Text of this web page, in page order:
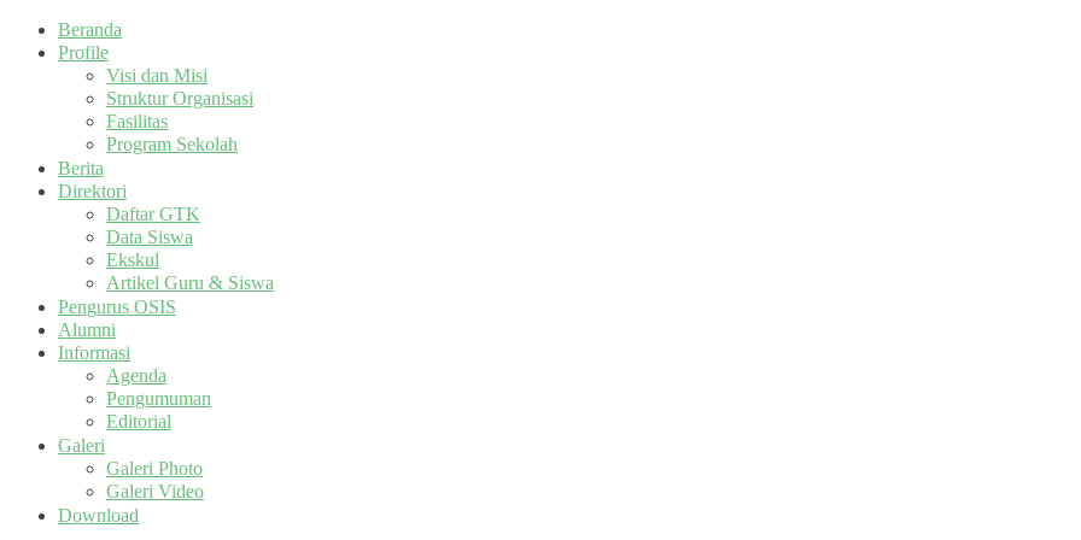
Beranda
Profile
Visi dan Misi
Struktur Organisasi
Fasilitas
Program Sekolah
Berita
Direktori
Daftar GTK
Data Siswa
Ekskul
Artikel Guru & Siswa
Pengurus OSIS
Alumni
Informasi
Agenda
Pengumuman
Editorial
Galeri
Galeri Photo
Galeri Video
Download